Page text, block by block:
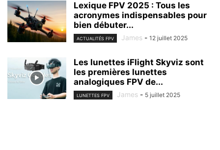
Lexique FPV 2025 : Tous les
acronymes indispensables pour
bien débuter...
ACTUALITÉS FPV James - 12 juillet 2025
Les lunettes iFlight Skyviz sont
les premières lunettes
analogiques FPV de...
LUNETTES FPV James - 5 juillet 2025